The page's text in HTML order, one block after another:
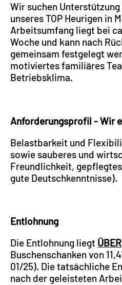
Wir suchen
unseres TOP Heurigen in
Arbeitsumfang liegt bei
Woche und kann nach
gemeinsam festgelegt
motiviertes familiäres
Betriebsklima.
Anforderungsprofil - Wir
Belastbarkeit und
sowie sauberes und
Freundlichkeit,
gute Deutschkenntnisse).
Entlohnung
Die Entlohnung liegt ÜBER
Buschenschanken von
01/25). Die tatsächliche
nach der geleisteten